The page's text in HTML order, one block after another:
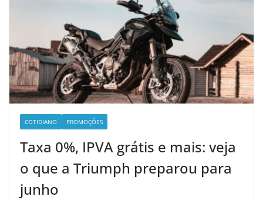
COTIDIANO PROMOÇÕES
Taxa 0%, IPVA grátis e mais: veja
o que a Triumph preparou para
junho